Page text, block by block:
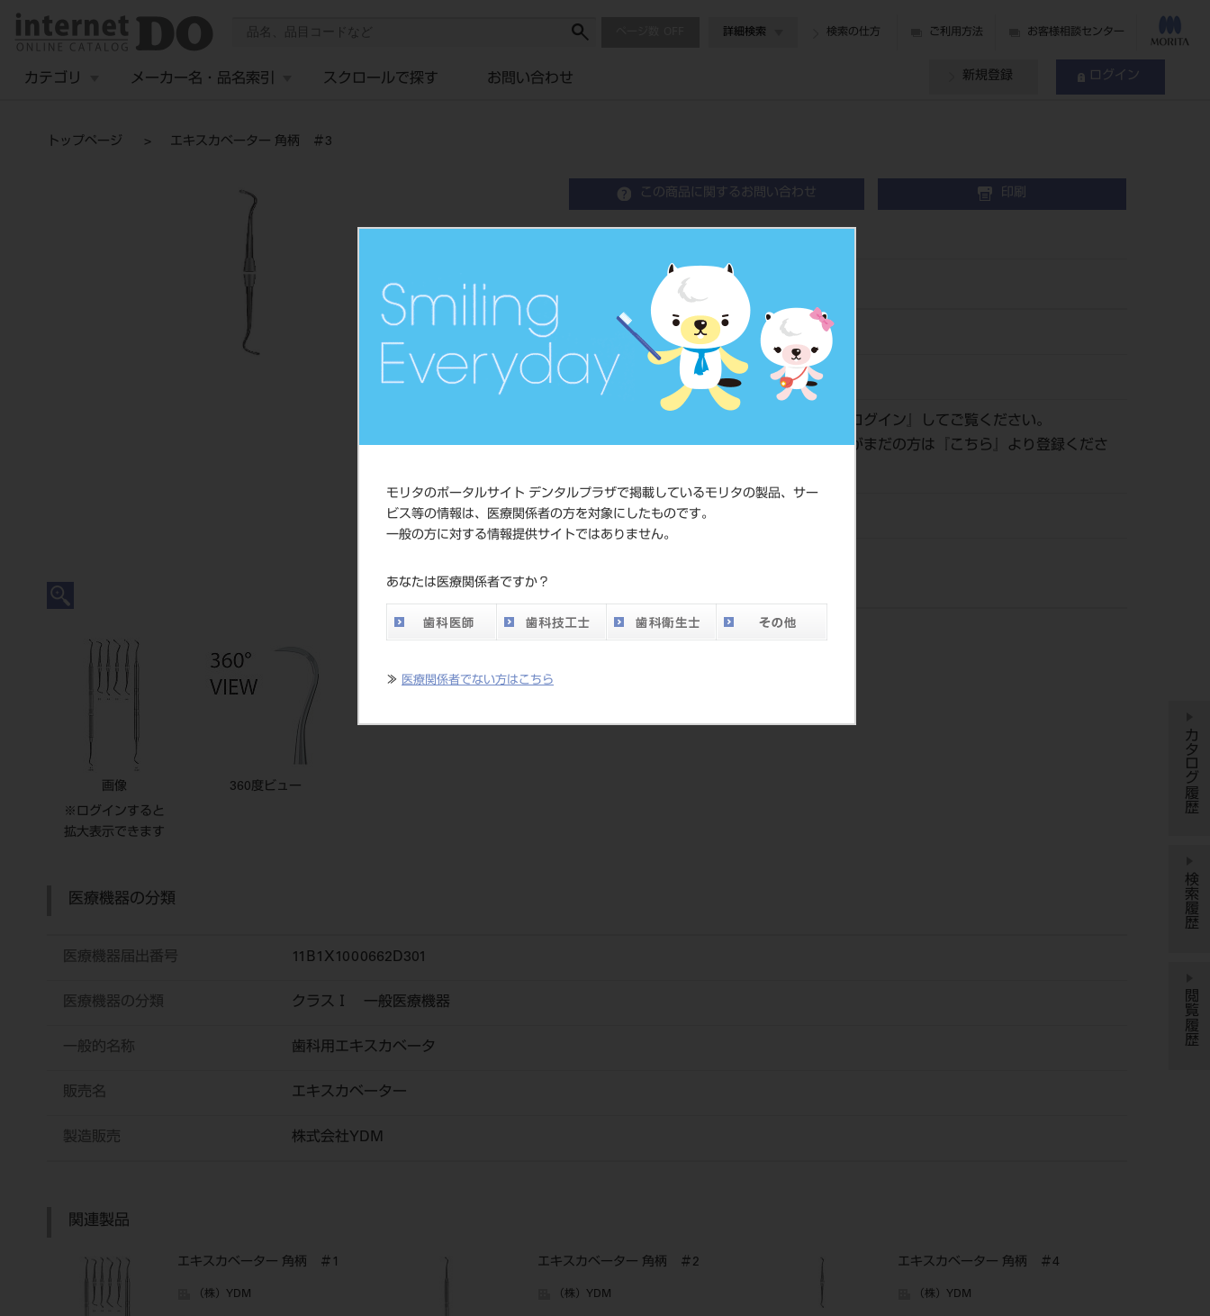
モリタのポータルサイト デンタルプラザで掲載しているモリタの製品、サー
ビス等の情報は、医療関係者の方を対象にしたものです。
一般の方に対する情報提供サイトではありません。
あなたは医療関係者ですか？
≫ 医療関係者でない方はこちら
詳細検索 検索の仕方 ご利用方法 お客様相談センター
カテゴリ メーカー名・品名索引 スクロールで探す お問い合わせ 新規登録 ログイン
トップページ エキスカベーター 角柄 ＃3
この商品に関するお問い合わせ 印刷
品目コード 2010100493
JAN/EANコード 4963931015030
標準価格
ログイン 』してご覧ください。
ネット会員登録がまだの方は『
こちら
』より登録くださ
メーカー
画像
※ログインすると
拡大表示できます
360度ビュー
医療機器の分類
医療機器届出番号 11B1X1000662D301
医療機器の分類 クラスⅠ 一般医療機器
一般的名称 歯科用エキスカベータ
販売名 エキスカベーター
製造販売 株式会社YDM
関連製品
エキスカベーター 角柄 ＃1
（株）YDM
エキスカベーター 角柄 ＃2
（株）YDM
エキスカベーター 角柄 ＃4
（株）YDM
カタログ履歴
検索履歴
閲覧履歴